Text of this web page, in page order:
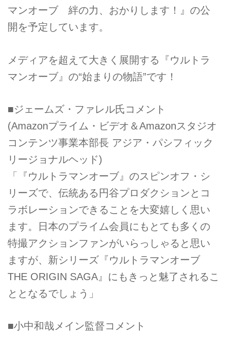
マンオーブ 絆の力、おかりします！』の公
開を予定しています。
メディアを超えて大きく展開する『ウルトラ
マンオーブ』の“始まりの物語”です！
■ジェームズ・ファレル氏コメント
(Amazonプライム・ビデオ＆Amazonスタジオ
コンテンツ事業本部長 アジア・パシフィック
リージョナルヘッド)
「『ウルトラマンオーブ』のスピンオフ・シ
リーズで、伝統ある円谷プロダクションとコ
ラボレーションできることを大変嬉しく思い
ます。日本のプライム会員にもとても多くの
特撮アクションファンがいらっしゃると思い
ますが、新シリーズ『ウルトラマンオーブ
THE ORIGIN SAGA』にもきっと魅了されるこ
ととなるでしょう」
■小中和哉メイン監督コメント